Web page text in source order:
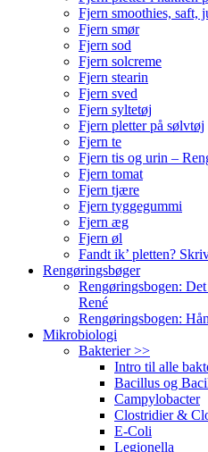
Fjern smoothies, saft,
Fjern smør
Fjern sod
Fjern solcreme
Fjern stearin
Fjern sved
Fjern syltetøj
Fjern pletter på sølvtøj
Fjern te
Fjern tis og urin –
Fjern tomat
Fjern tjære
Fjern tyggegummi
Fjern æg
Fjern øl
Fandt ik’ pletten?
Rengøringsbøger
Rengøringsbogen:
René
Rengøringsbogen:
Mikrobiologi
Bakterier >>
Intro til alle
Bacillus og
Campylobacter
Clostridier &
E-Coli
Legionella